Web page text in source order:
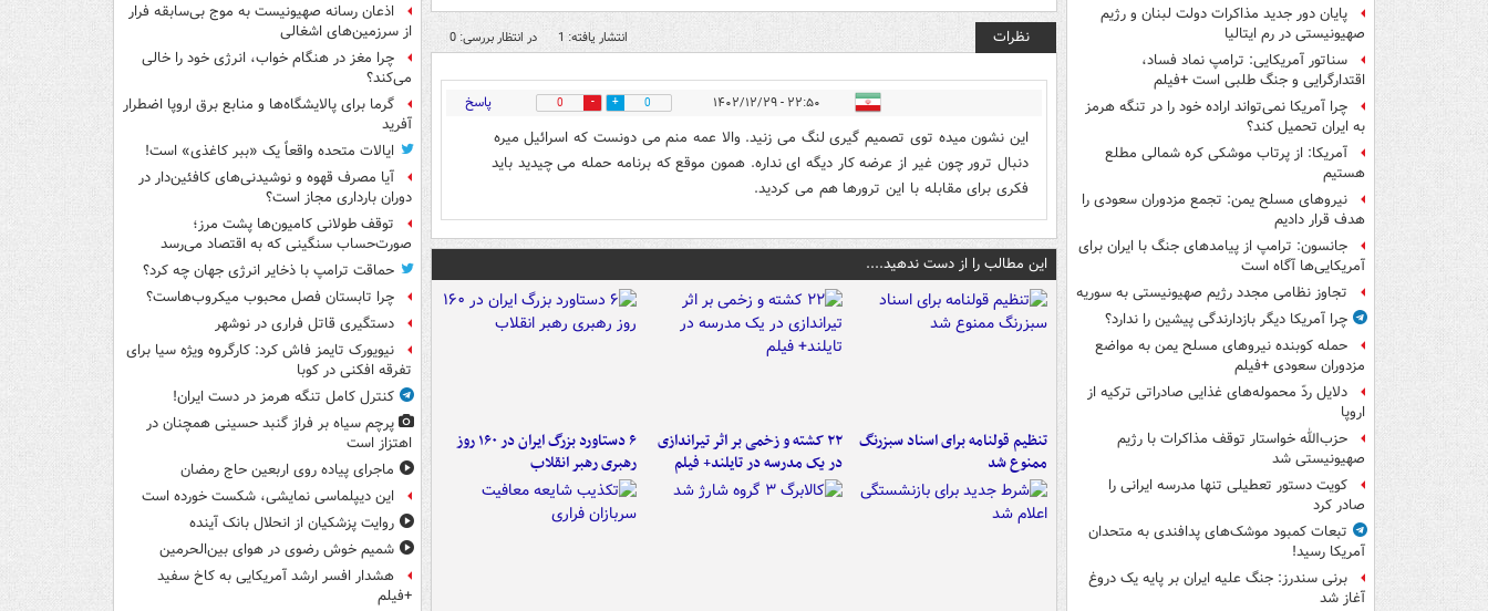
پایان دور جدید مذاکرات دولت لبنان و رژیم
صهیونیستی در رم ایتالیا
سناتور آمریکایی: ترامپ نماد فساد،
اقتدارگرایی و جنگ طلبی است +فیلم
چرا آمریکا نمی‌تواند اراده خود را در تنگه هرمز
به ایران تحمیل کند؟
آمریکا: از پرتاب موشکی کره شمالی مطلع
هستیم
نیروهای مسلح یمن: تجمع مزدوران سعودی را
هدف قرار دادیم
جانسون: ترامپ از پیامدهای جنگ با ایران برای
آمریکایی‌ها آگاه است
تجاوز نظامی مجدد رژیم صهیونیستی به سوریه
چرا آمریکا دیگر بازدارندگی پیشین را ندارد؟
حمله کوبنده نیروهای مسلح یمن به مواضع
مزدوران سعودی +فیلم
دلایل ردّ محموله‌های غذایی صادراتی ترکیه از
اروپا
حزب‌الله خواستار توقف مذاکرات با رژیم
صهیونیستی شد
کویت دستور تعطیلی تنها مدرسه ایرانی را
صادر کرد
تبعات کمبود موشک‌های پدافندی به متحدان
آمریکا رسید!
برنی سندرز: جنگ علیه ایران بر پایه یک دروغ
آغاز شد
نظرات انتشار یافته: 1 در انتظار بررسی: 0
۲۲:۵۰ - ۱۴۰۲/۱۲/۲۹ 0
0 پاسخ
این نشون میده توی تصمیم گیری لنگ می زنید. والا عمه منم می دونست که اسرائیل میره
دنبال ترور چون غیر از عرضه کار دیگه ای نداره. همون موقع که برنامه حمله می چیدید باید
فکری برای مقابله با این ترورها هم می کردید.
این مطالب را از دست ندهید....
تنظیم قولنامه برای اسناد سبزرنگ
ممنوع شد
۲۲ کشته و زخمی بر اثر تیراندازی
در یک مدرسه در تایلند+ فیلم
۶ دستاورد بزرگ ایران در ۱۶۰ روز
رهبری رهبر انقلاب
اذعان رسانه صهیونیست به موج بی‌سابقه فرار
از سرزمین‌های اشغالی
چرا مغز در هنگام خواب، انرژی خود را خالی
می‌کند؟
گرما برای پالایشگاه‌ها و منابع برق اروپا اضطرار
آفرید
ایالات متحده واقعاً یک «ببر کاغذی» است!
آیا مصرف قهوه و نوشیدنی‌های کافئین‌دار در
دوران بارداری مجاز است؟
توقف طولانی کامیون‌ها پشت مرز؛
صورت‌حساب سنگینی که به اقتصاد می‌رسد
حماقت ترامپ با ذخایر انرژی جهان چه کرد؟
چرا تابستان فصل محبوب میکروب‌هاست؟
دستگیری قاتل فراری در نوشهر
نیویورک تایمز فاش کرد: کارگروه ویژه سیا برای
تفرقه افکنی در کوبا
کنترل کامل تنگه هرمز در دست ایران!
پرچم سیاه بر فراز گنبد حسینی همچنان در
اهتزاز است
ماجرای پیاده روی اربعین حاج رمضان
این دیپلماسی نمایشی، شکست خورده است
روایت پزشکیان از انحلال بانک آینده
شمیم خوش رضوی در هوای بین‌الحرمین
هشدار افسر ارشد آمریکایی به کاخ سفید
+فیلم